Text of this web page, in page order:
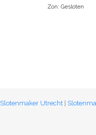
Zon: Gesloten
Slotenmaker Utrecht